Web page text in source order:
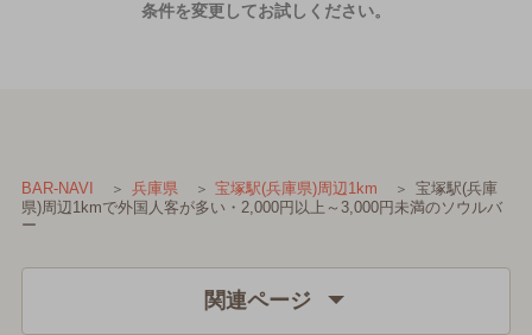
条件を変更してお試しください。
BAR-NAVI 兵庫県 宝塚駅(兵庫県)周辺1km
宝塚駅(兵庫
県)周辺1kmで外国人客が多い・2,000円以上～3,000円未満のソウルバ
ー
関連ページ